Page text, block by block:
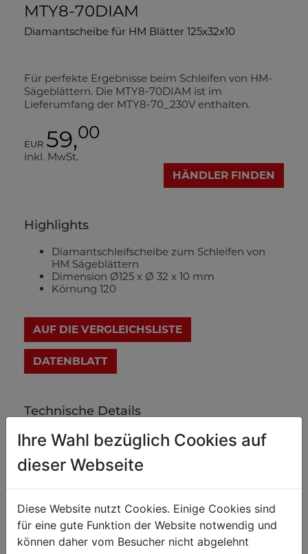
MTY8-70DIAM
Diamantscheibe für HM Blätter 125x32x10
Für perfekte Ergebnisse beim Schleifen von HM-
Sägeblättern. Die MTY8-70DIAM ist im
Lieferumfang der MTY8-70_230V enthalten.
EUR 59,00
inkl. MwSt.
HÄNDLER FINDEN
Highlights
Diamantschleifscheibe zum Schleifen von
HM Sägeblättern
Dimension Ø125 x Ø 32 x 10 mm
Körnung 120
AUF DIE VERGLEICHSLISTE
DATENBLATT
Technische Details
Gewicht
Bruttogewicht in kg
0.30
Versandmaße
Ihre Wahl bezüglich Cookies auf
dieser Webseite
Diese Website nutzt Cookies. Einige Cookies sind
für eine gute Funktion der Website notwendig und
können daher vom Besucher nicht abgelehnt